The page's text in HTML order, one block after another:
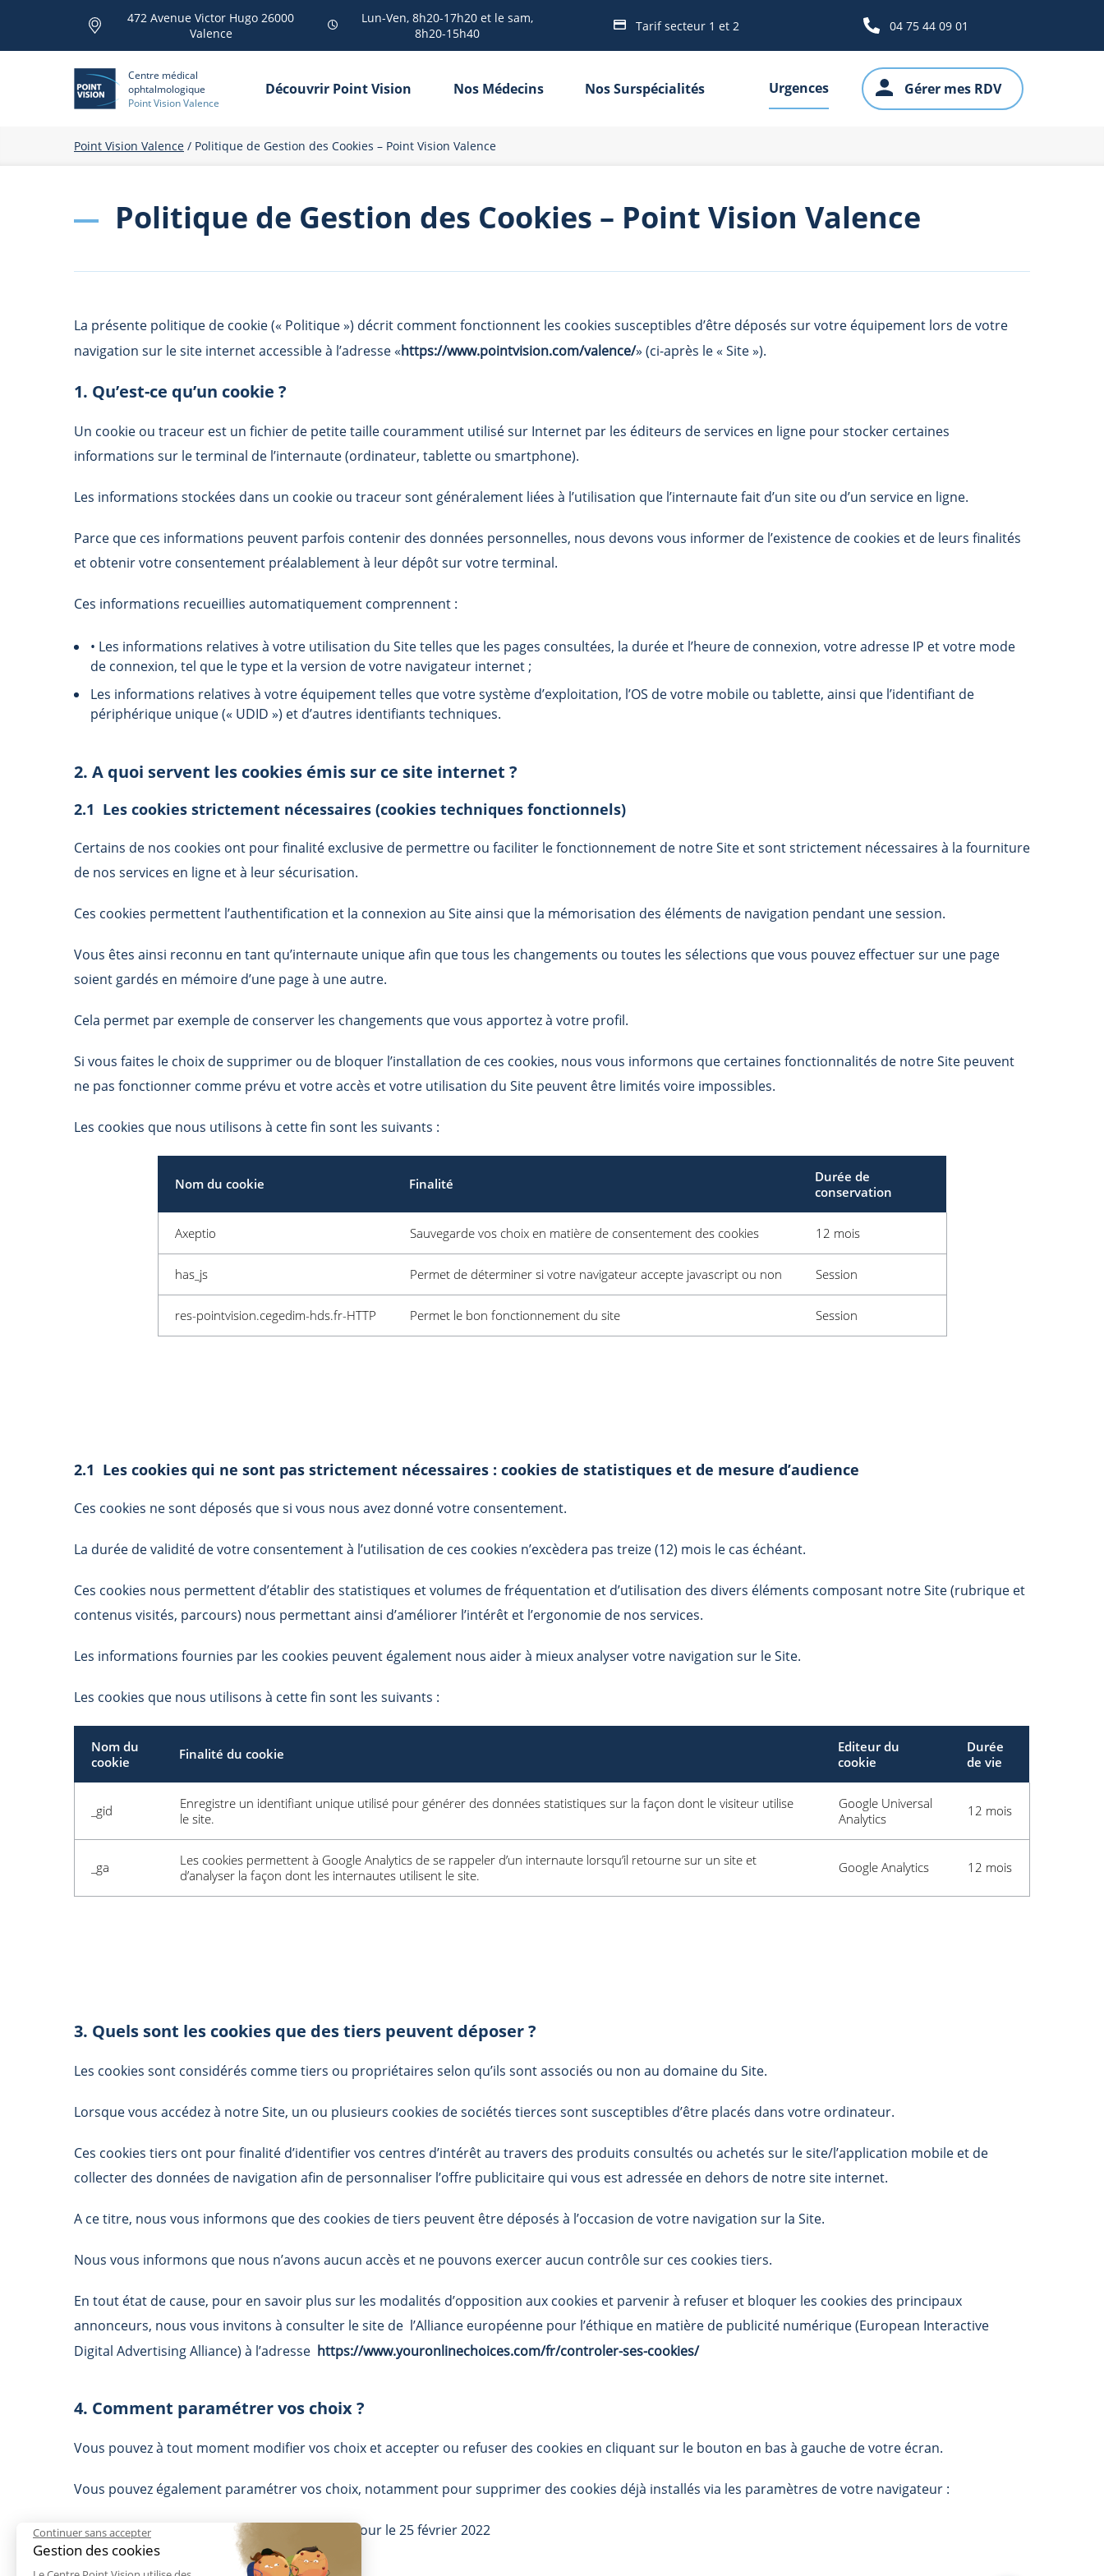
472 Avenue Victor Hugo 26000
Valence
Lun-Ven, 8h20-17h20 et le sam,
8h20-15h40
Tarif secteur 1 et 2 04 75 44 09 01
Centre médical
ophtalmologique
Point Vision Valence
Découvrir Point Vision Nos Médecins Nos Surspécialités Urgences Gérer mes RDV
Point Vision Valence / Politique de Gestion des Cookies – Point Vision Valence
Politique de Gestion des Cookies – Point Vision Valence
La présente politique de cookie (« Politique ») décrit comment fonctionnent les cookies susceptibles d’être déposés sur votre équipement lors de votre
navigation sur le site internet accessible à l’adresse «https://www.pointvision.com/valence/» (ci-après le « Site »).
1. Qu’est-ce qu’un cookie ?
Un cookie ou traceur est un fichier de petite taille couramment utilisé sur Internet par les éditeurs de services en ligne pour stocker certaines
informations sur le terminal de l’internaute (ordinateur, tablette ou smartphone).
Les informations stockées dans un cookie ou traceur sont généralement liées à l’utilisation que l’internaute fait d’un site ou d’un service en ligne.
Parce que ces informations peuvent parfois contenir des données personnelles, nous devons vous informer de l’existence de cookies et de leurs finalités
et obtenir votre consentement préalablement à leur dépôt sur votre terminal.
Ces informations recueillies automatiquement comprennent :
• Les informations relatives à votre utilisation du Site telles que les pages consultées, la durée et l’heure de connexion, votre adresse IP et votre mode
de connexion, tel que le type et la version de votre navigateur internet ;
Les informations relatives à votre équipement telles que votre système d’exploitation, l’OS de votre mobile ou tablette, ainsi que l’identifiant de
périphérique unique (« UDID ») et d’autres identifiants techniques.
2. A quoi servent les cookies émis sur ce site internet ?
2.1 Les cookies strictement nécessaires (cookies techniques fonctionnels)
Certains de nos cookies ont pour finalité exclusive de permettre ou faciliter le fonctionnement de notre Site et sont strictement nécessaires à la fourniture
de nos services en ligne et à leur sécurisation.
Ces cookies permettent l’authentification et la connexion au Site ainsi que la mémorisation des éléments de navigation pendant une session.
Vous êtes ainsi reconnu en tant qu’internaute unique afin que tous les changements ou toutes les sélections que vous pouvez effectuer sur une page
soient gardés en mémoire d’une page à une autre.
Cela permet par exemple de conserver les changements que vous apportez à votre profil.
Si vous faites le choix de supprimer ou de bloquer l’installation de ces cookies, nous vous informons que certaines fonctionnalités de notre Site peuvent
ne pas fonctionner comme prévu et votre accès et votre utilisation du Site peuvent être limités voire impossibles.
Les cookies que nous utilisons à cette fin sont les suivants :
Nom du cookie Finalité
Durée de
conservation
Axeptio Sauvegarde vos choix en matière de consentement des cookies 12 mois
has_js Permet de déterminer si votre navigateur accepte javascript ou non Session
res-pointvision.cegedim-hds.fr-HTTP Permet le bon fonctionnement du site Session
2.1 Les cookies qui ne sont pas strictement nécessaires : cookies de statistiques et de mesure d’audience
Ces cookies ne sont déposés que si vous nous avez donné votre consentement.
La durée de validité de votre consentement à l’utilisation de ces cookies n’excèdera pas treize (12) mois le cas échéant.
Ces cookies nous permettent d’établir des statistiques et volumes de fréquentation et d’utilisation des divers éléments composant notre Site (rubrique et
contenus visités, parcours) nous permettant ainsi d’améliorer l’intérêt et l’ergonomie de nos services.
Les informations fournies par les cookies peuvent également nous aider à mieux analyser votre navigation sur le Site.
Les cookies que nous utilisons à cette fin sont les suivants :
Nom du
cookie
Finalité du cookie
Editeur du
cookie
Durée
de vie
_gid
Enregistre un identifiant unique utilisé pour générer des données statistiques sur la façon dont le visiteur utilise
le site.
Google Universal
Analytics
12 mois
_ga
Les cookies permettent à Google Analytics de se rappeler d’un internaute lorsqu’il retourne sur un site et
d’analyser la façon dont les internautes utilisent le site.
Google Analytics 12 mois
3. Quels sont les cookies que des tiers peuvent déposer ?
Les cookies sont considérés comme tiers ou propriétaires selon qu’ils sont associés ou non au domaine du Site.
Lorsque vous accédez à notre Site, un ou plusieurs cookies de sociétés tierces sont susceptibles d’être placés dans votre ordinateur.
Ces cookies tiers ont pour finalité d’identifier vos centres d’intérêt au travers des produits consultés ou achetés sur le site/l’application mobile et de
collecter des données de navigation afin de personnaliser l’offre publicitaire qui vous est adressée en dehors de notre site internet.
A ce titre, nous vous informons que des cookies de tiers peuvent être déposés à l’occasion de votre navigation sur la Site.
Nous vous informons que nous n’avons aucun accès et ne pouvons exercer aucun contrôle sur ces cookies tiers.
En tout état de cause, pour en savoir plus sur les modalités d’opposition aux cookies et parvenir à refuser et bloquer les cookies des principaux
annonceurs, nous vous invitons à consulter le site de l’Alliance européenne pour l’éthique en matière de publicité numérique (European Interactive
Digital Advertising Alliance) à l’adresse https://www.youronlinechoices.com/fr/controler-ses-cookies/
4. Comment paramétrer vos choix ?
Vous pouvez à tout moment modifier vos choix et accepter ou refuser des cookies en cliquant sur le bouton en bas à gauche de votre écran.
Vous pouvez également paramétrer vos choix, notamment pour supprimer des cookies déjà installés via les paramètres de votre navigateur :
La présente Politique de Cookies a été mise à jour le 25 février 2022
Continuer sans accepter
Gestion des cookies